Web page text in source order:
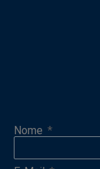
Nome